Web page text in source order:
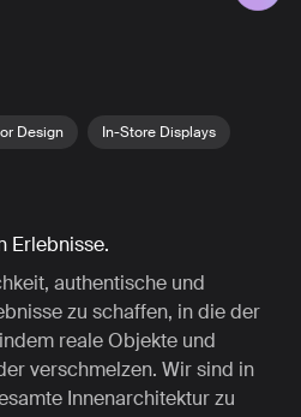
Design In-Store Displays
Erlebnisse.
authentische und
zu schaffen, in die der
reale Objekte und
verschmelzen. Wir sind in
Innenarchitektur zu